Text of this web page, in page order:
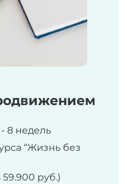
8 недель
“Жизнь без
руб.)